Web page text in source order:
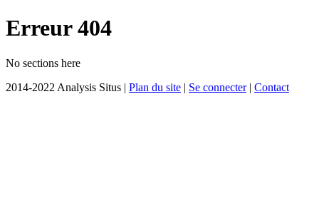
Erreur 404
No sections here
2014-2022 Analysis Situs | Plan du site | Se connecter| Contact